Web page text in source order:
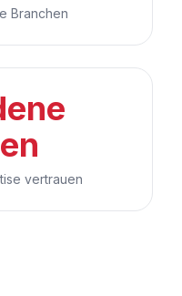
Branchen
vertrauen